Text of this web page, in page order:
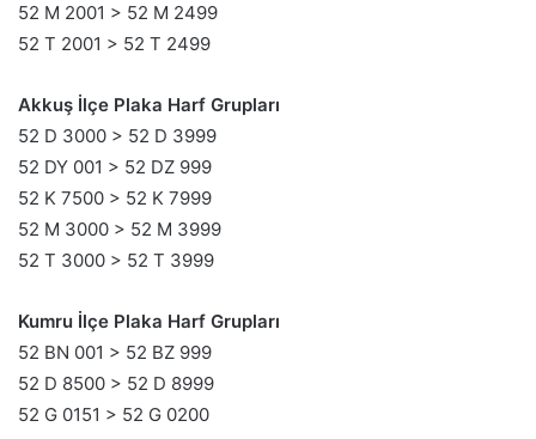
52 M 2001 > 52 M 2499
52 T 2001 > 52 T 2499
Akkuş İlçe Plaka Harf Grupları
52 D 3000 > 52 D 3999
52 DY 001 > 52 DZ 999
52 K 7500 > 52 K 7999
52 M 3000 > 52 M 3999
52 T 3000 > 52 T 3999
Kumru İlçe Plaka Harf Grupları
52 BN 001 > 52 BZ 999
52 D 8500 > 52 D 8999
52 G 0151 > 52 G 0200